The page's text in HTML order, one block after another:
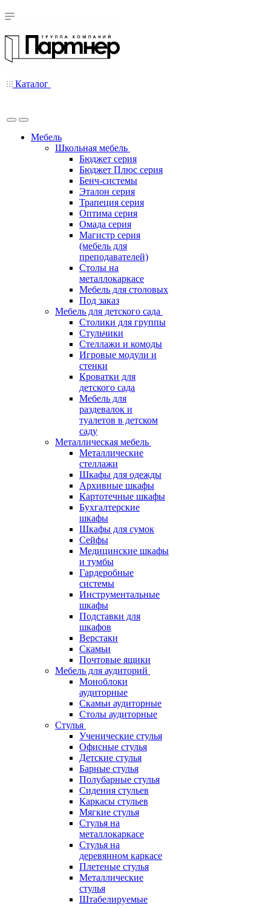
Каталог
Мебель
Школьная мебель
Бюджет серия
Бюджет Плюс серия
Бенч-системы
Эталон серия
Трапеция серия
Оптима серия
Омада серия
Магистр серия
(мебель для
преподавателей)
Столы на
металлокаркасе
Мебель для столовых
Под заказ
Мебель для детского сада
Столики для группы
Стульчики
Стеллажи и комоды
Игровые модули и
стенки
Кроватки для
детского сада
Мебель для
раздевалок и
туалетов в детском
саду
Металлическая мебель
Металлические
стеллажи
Шкафы для одежды
Архивные шкафы
Картотечные шкафы
Бухгалтерские
шкафы
Шкафы для сумок
Сейфы
Медицинские шкафы
и тумбы
Гардеробные
системы
Инструментальные
шкафы
Подставки для
шкафов
Верстаки
Скамьи
Почтовые ящики
Мебель для аудиторий
Моноблоки
аудиторные
Скамьи аудиторные
Столы аудиторные
Стулья
Ученические стулья
Офисные стулья
Детские стулья
Барные стулья
Полубарные стулья
Сидения стульев
Каркасы стульев
Мягкие стулья
Стулья на
металлокаркасе
Стулья на
деревянном каркасе
Плетеные стулья
Металлические
стулья
Штабелируемые